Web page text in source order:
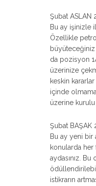
Şubat ASLAN
Bu ay işinizle
Özellikle
büyüteceğiniz
da pozisyon
üzerinize
keskin
içinde
üzerine kurulu
Şubat BAŞAK
Bu ay yeni bir
konularda her
aydasınız. Bu
istikrarın